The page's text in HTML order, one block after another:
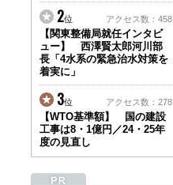
建設資料館をご利用いた
だき、誠に有難うござい
ます。
下記の期間につきまし
て、弊社休業のため情報
更新を停止させていただ
きます。
【期間】５月２日(土)～
５月１０日(日)
上記の期間、情報の更新
がされませんので、ご了
い申し上げます。
2位 アクセス数：458
【関東整備局就任インタビ
ュー】 西澤賢太郎河川部
長「4水系の緊急治水対策を
着実に」
3位 アクセス数：278
【WTO基準額】 国の建設
工事は8・1億円／24・25年
度の見直し